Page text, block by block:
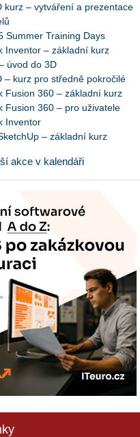
kurz – vytváření a prezentace
Summer Training Days
Inventor – základní kurz
úvod do 3D
– kurz pro středně pokročilé
Fusion 360 – základní kurz
Fusion 360 – pro uživatele
Inventor
– základní kurz
akce v kalendáři